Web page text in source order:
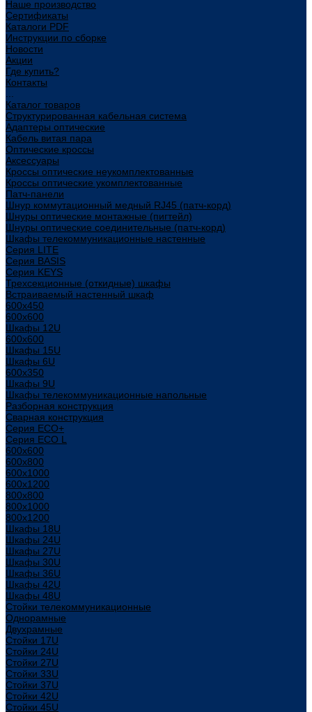
Наше производство
Сертификаты
Каталоги PDF
Инструкции по сборке
Новости
Акции
Где купить?
Контакты
Каталог товаров
Структурированная кабельная система
Адаптеры оптические
Кабель витая пара
Оптические кроссы
Аксессуары
Кроссы оптические неукомплектованные
Кроссы оптические укомплектованные
Патч-панели
Шнур коммутационный медный RJ45 (патч-корд)
Шнуры оптические монтажные (пигтейл)
Шнуры оптические соединительные (патч-корд)
Шкафы телекоммуникационные настенные
Cерия LITE
Cерия BASIS
Cерия KEYS
Трехсекционные (откидные) шкафы
Встраиваемый настенный шкаф
600x450
600x600
Шкафы 12U
600x600
Шкафы 15U
Шкафы 6U
600x350
Шкафы 9U
Шкафы телекоммуникационные напольные
Разборная конструкция
Сварная конструкция
Серия ECO+
Серия ECO L
600x600
600x800
600х1000
600х1200
800x800
800х1000
800х1200
Шкафы 18U
Шкафы 24U
Шкафы 27U
Шкафы 30U
Шкафы 36U
Шкафы 42U
Шкафы 48U
Стойки телекоммуникационные
Однорамные
Двухрамные
Стойки 17U
Стойки 24U
Стойки 27U
Стойки 33U
Стойки 37U
Стойки 42U
Стойки 45U